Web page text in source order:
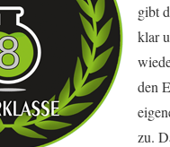
gibt
klar
den
zu.